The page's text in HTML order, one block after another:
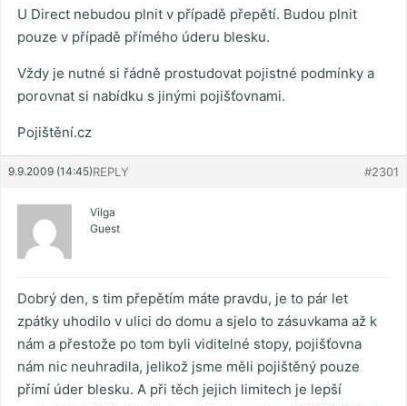
U Direct nebudou plnit v případě přepětí. Budou plnit
pouze v případě přímého úderu blesku.
Vždy je nutné si řádně prostudovat pojistné podmínky a
porovnat si nabídku s jinými pojišťovnami.
Pojištění.cz
9.9.2009 (14:45) #2301
REPLY
Vilga
Guest
Dobrý den, s tim přepětím máte pravdu, je to pár let
zpátky uhodilo v ulici do domu a sjelo to zásuvkama až k
nám a přestože po tom byli viditelné stopy, pojišťovna
nám nic neuhradila, jelikož jsme měli pojištěný pouze
přímí úder blesku. A při těch jejich limitech je lepší